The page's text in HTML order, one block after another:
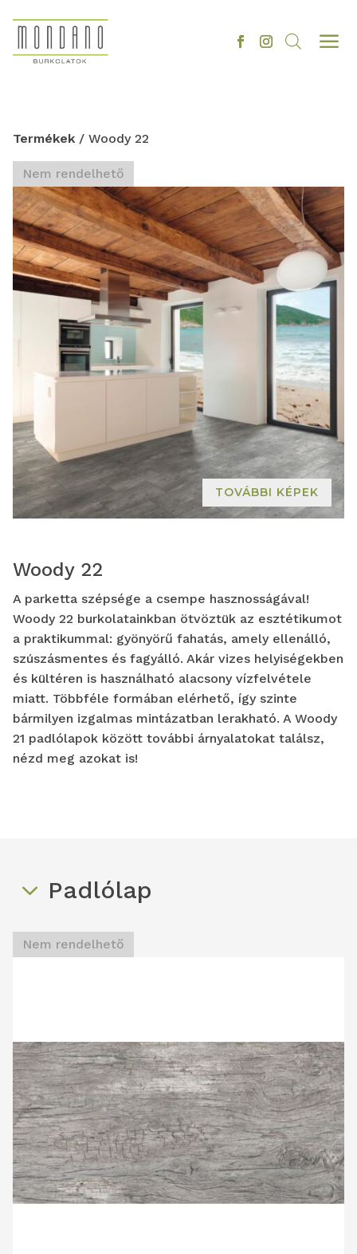
a
Termékek / Woody 22
Nem rendelhető
TOVÁBBI KÉPEK
Woody 22
A parketta szépsége a csempe hasznosságával!
Woody 22 burkolatainkban ötvöztük az esztétikumot
a praktikummal: gyönyörű fahatás, amely ellenálló,
szúszásmentes és fagyálló. Akár vizes helyiségekben
és kültéren is használható alacsony vízfelvétele
miatt. Többféle formában elérhető, így szinte
bármilyen izgalmas mintázatban lerakható. A Woody
21 padlólapok között további árnyalatokat találsz,
nézd meg azokat is!
Padlólap
Nem rendelhető